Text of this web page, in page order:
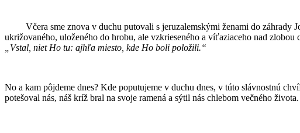
Včera sme znova v duchu putovali s jeruzalemskými ženami do záhrady
ukrižovaného, uloženého do hrobu, ale vzkrieseného a víťaziaceho nad
„Vstal, niet Ho tu: ajhľa miesto, kde Ho boli položili.“
No a kam pôjdeme dnes? Kde poputujeme v duchu dnes, v túto slávnostnú
potešoval nás, náš kríž bral na svoje ramená a sýtil nás chlebom večného života.